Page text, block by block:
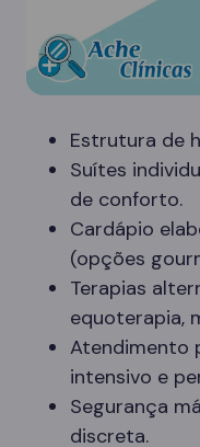
Estrutura de
Suítes
de conforto.
Cardápio
(opções
Terapias
equoterapia,
Atendimento
intensivo e
Segurança
discreta.